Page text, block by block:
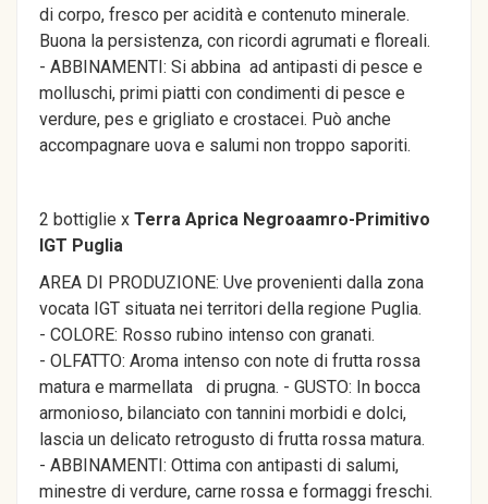
di corpo, fresco per acidità e contenuto minerale.
Buona la persistenza, con ricordi agrumati e floreali.
- ABBINAMENTI: Si abbina ad antipasti di pesce e
molluschi, primi piatti con condimenti di pesce e
verdure, pes e grigliato e crostacei. Può anche
accompagnare uova e salumi non troppo saporiti.
2 bottiglie x Terra Aprica Negroaamro-Primitivo
IGT Puglia
AREA DI PRODUZIONE: Uve provenienti dalla zona
vocata IGT situata nei territori della regione Puglia.
- COLORE: Rosso rubino intenso con granati.
- OLFATTO: Aroma intenso con note di frutta rossa
matura e marmellata di prugna. - GUSTO: In bocca
armonioso, bilanciato con tannini morbidi e dolci,
lascia un delicato retrogusto di frutta rossa matura.
- ABBINAMENTI: Ottima con antipasti di salumi,
minestre di verdure, carne rossa e formaggi freschi.